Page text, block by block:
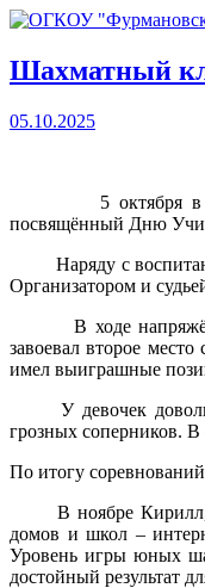
Шахматный
05.10.2025
5 октября в
посвящённый Дню
Наряду с
Организатором и
В ходе
завоевал второе
имел выиграшные
У девочек
грозных соперников.
По итогу
В ноябре Кирилл,
домов и школ –
Уровень игры юных
достойный результат